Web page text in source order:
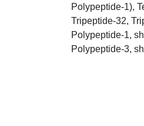
Polypeptide-1),
Tripeptide-32,
Polypeptide-1,
Polypeptide-3,